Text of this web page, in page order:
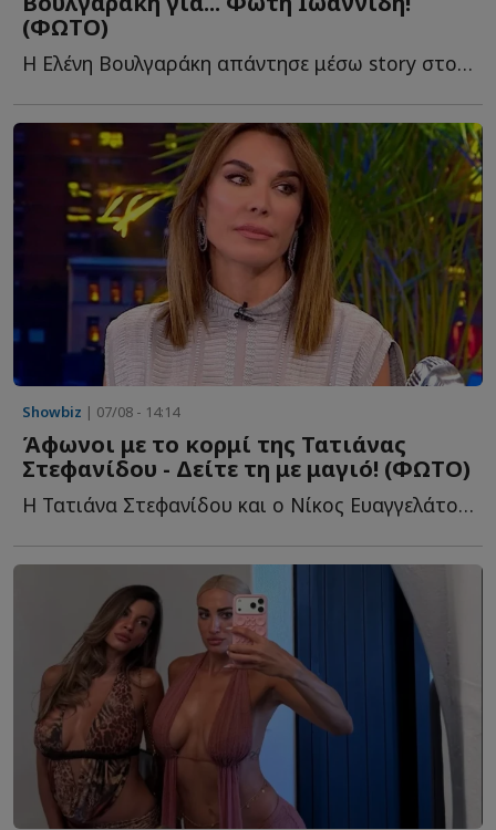
(ΦΩΤΟ)
Η Ελένη Βουλγαράκη απάντησε μέσω story στο Instagram, για τις φ...
Showbiz | 07/08 - 14:14
Άφωνοι με το κορμί της Τατιάνας
Στεφανίδου - Δείτε τη με μαγιό! (ΦΩΤΟ)
Η Τατιάνα Στεφανίδου και ο Νίκος Ευαγγελάτος απολαμβάνουν τ...